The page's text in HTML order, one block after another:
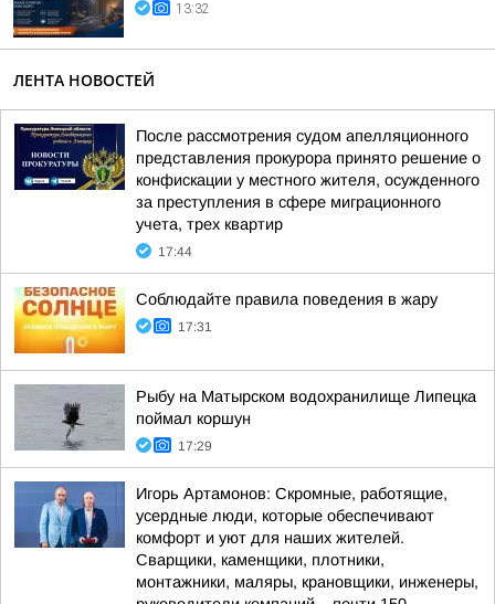
13:32
ЛЕНТА НОВОСТЕЙ
После рассмотрения судом апелляционного
представления прокурора принято решение о
конфискации у местного жителя, осужденного
за преступления в сфере миграционного
учета, трех квартир
17:44
Соблюдайте правила поведения в жару
17:31
Рыбу на Матырском водохранилище Липецка
поймал коршун
17:29
Игорь Артамонов: Скромные, работящие,
усердные люди, которые обеспечивают
комфорт и уют для наших жителей.
Сварщики, каменщики, плотники,
монтажники, маляры, крановщики, инженеры,